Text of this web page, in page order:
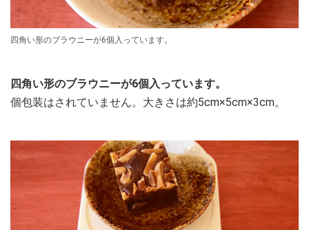
四角い形のブラウニーが6個入っています。
四角い形のブラウニーが6個入っています。
個包装はされていません。大きさは約5cm×5cm×3cm。